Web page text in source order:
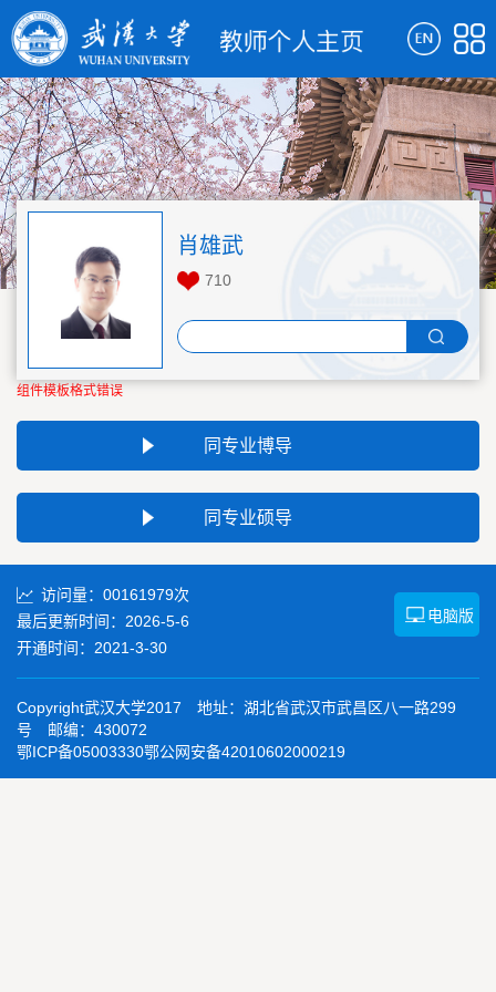
肖雄武
710
组件模板格式错误
同专业博导
同专业硕导
访问量： 00161979次
最后更新时间： 2026-5-6
开通时间： 2021-3-30
电脑版
Copyright武汉大学2017 地址：湖北省武汉市武昌区八一路299
号 邮编：430072
鄂ICP备05003330鄂公网安备42010602000219